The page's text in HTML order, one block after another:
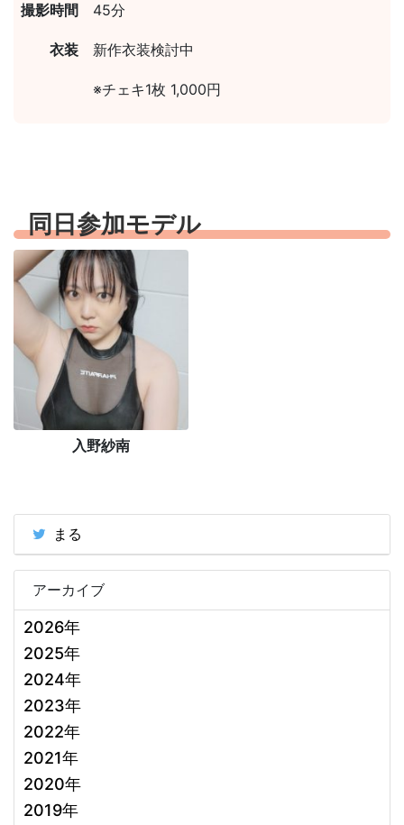
撮影時間 45分
衣装 新作衣装検討中
※チェキ1枚 1,000円
同日参加モデル
入野紗南
まる
アーカイブ
2026年
2025年
2024年
2023年
2022年
2021年
2020年
2019年